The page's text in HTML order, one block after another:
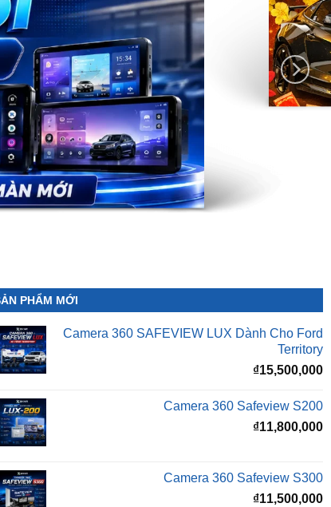
PHẨM MỚI
Camera 360 SAFEVIEW LUX Dành Cho Ford
Territory
₫15,500,000
Camera 360 Safeview S200
₫11,800,000
Camera 360 Safeview S300
₫11,500,000